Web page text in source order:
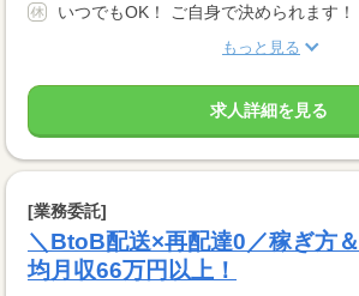
いつでもOK！ ご自身で決められます！
もっと見る
求人詳細を見る
[業務委託]
＼BtoB配送×再配達0／稼ぎ方
均月収66万円以上！